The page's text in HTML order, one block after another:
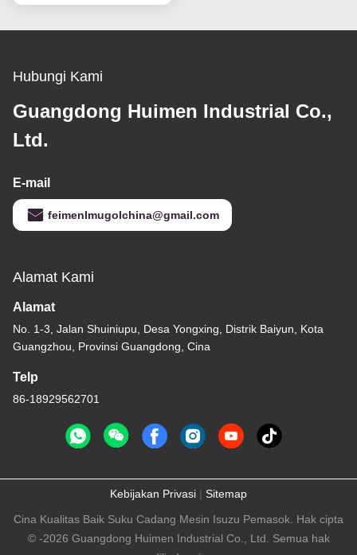
Hubungi Kami
Guangdong Huimen Industrial Co.,
Ltd.
E-mail
feimenlmugolchina@gmail.com
Alamat Kami
Alamat
No. 1-3, Jalan Shuiniupu, Desa Yongxing, Distrik Baiyun, Kota
Guangzhou, Provinsi Guangdong, Cina
Telp
86-18929562701
Kebijakan Privasi | Sitemap
Cina Kualitas Baik Suku Cadang Mesin Isuzu Pemasok. Hak cipta
© -2026 Guangdong Huimen Industrial Co., Ltd. Semua hak